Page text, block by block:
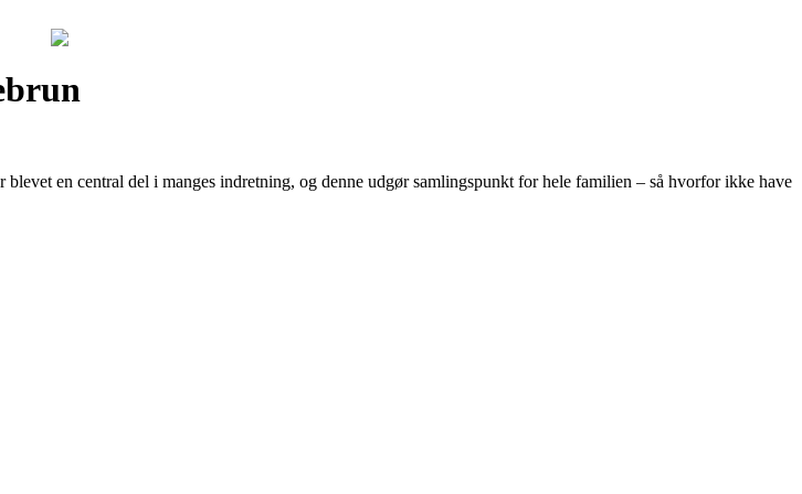
en central del i manges indretning, og denne udgør samlingspunkt for hele familien – så hvorfor ikke have